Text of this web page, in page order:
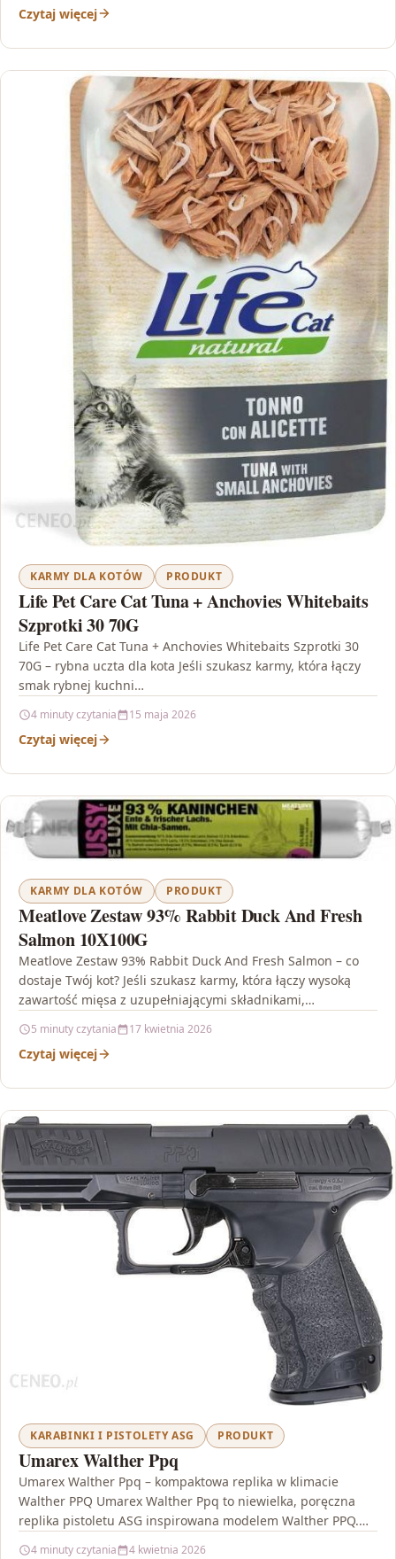
Czytaj więcej
KARMY DLA KOTÓW PRODUKT
Life Pet Care Cat Tuna + Anchovies Whitebaits
Szprotki 30 70G
Life Pet Care Cat Tuna + Anchovies Whitebaits Szprotki 30
70G – rybna uczta dla kota Jeśli szukasz karmy, która łączy
smak rybnej kuchni…
4 minuty czytania 15 maja 2026
Czytaj więcej
KARMY DLA KOTÓW PRODUKT
Meatlove Zestaw 93% Rabbit Duck And Fresh
Salmon 10X100G
Meatlove Zestaw 93% Rabbit Duck And Fresh Salmon – co
dostaje Twój kot? Jeśli szukasz karmy, która łączy wysoką
zawartość mięsa z uzupełniającymi składnikami,…
5 minuty czytania 17 kwietnia 2026
Czytaj więcej
KARABINKI I PISTOLETY ASG PRODUKT
Umarex Walther Ppq
Umarex Walther Ppq – kompaktowa replika w klimacie
Walther PPQ Umarex Walther Ppq to niewielka, poręczna
replika pistoletu ASG inspirowana modelem Walther PPQ.
4 minuty czytania 4 kwietnia 2026